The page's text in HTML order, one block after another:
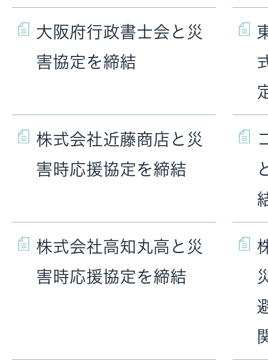
大阪府行政書士会と災
害協定を締結
株式会社近藤商店と災
害時応援協定を締結
株式会社高知丸高と災
害時応援協定を締結